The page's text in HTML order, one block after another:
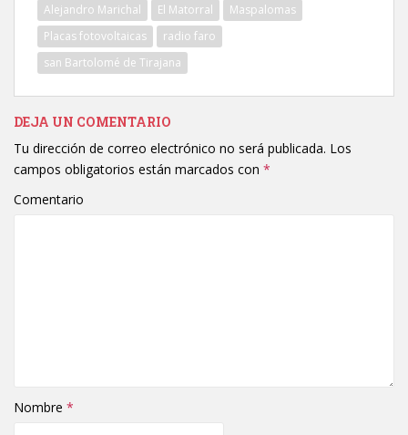
Alejandro Marichal El Matorral
Maspalomas
Placas fotovoltaicas
radio faro
san Bartolomé de Tirajana
DEJA UN COMENTARIO
Tu dirección de correo electrónico no será publicada. Los
campos obligatorios están marcados con *
Comentario
Nombre *